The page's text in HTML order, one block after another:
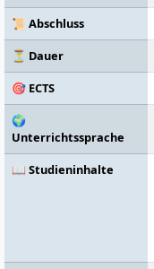
📜 Abschluss
⏳ Dauer
🎯 ECTS
🌍
Unterrichtssprache
📖 Studieninhalte